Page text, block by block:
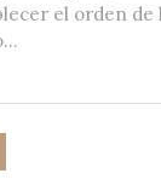
el orden de